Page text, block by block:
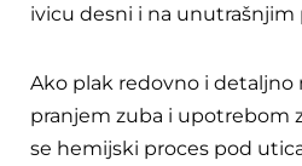
ivicu desni i na unutrašnjim
Ako plak redovno i detaljno
pranjem zuba i upotrebom
se hemijski proces pod